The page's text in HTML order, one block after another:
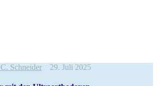
Schneider 29. Juli 2025